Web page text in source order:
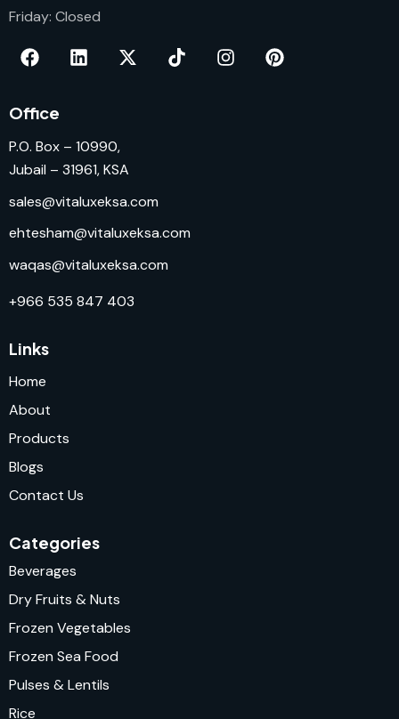
Friday: Closed
Office
P.O. Box – 10990,
Jubail – 31961, KSA
sales@vitaluxeksa.com
ehtesham@vitaluxeksa.com
waqas@vitaluxeksa.com
+966 535 847 403
Links
Home
About
Products
Blogs
Contact Us
Categories
Beverages
Dry Fruits & Nuts
Frozen Vegetables
Frozen Sea Food
Pulses & Lentils
Rice